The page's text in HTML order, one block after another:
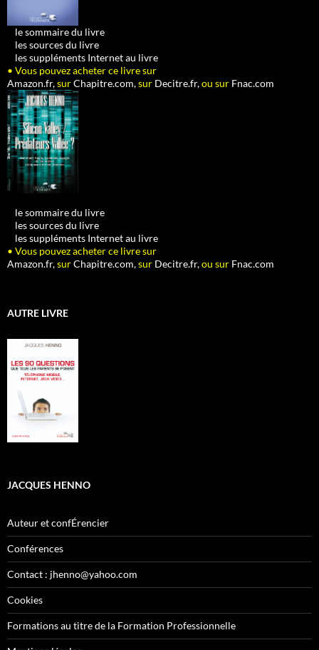
le sommaire du livre
les sources du livre
les suppléments Internet au livre
• Vous pouvez acheter ce livre sur
Amazon.fr,surChapitre.com,sur Decitre.fr,ou sur Fnac.com
le sommaire du livre
les sources du livre
les suppléments Internet au livre
• Vous pouvez acheter ce livre sur
Amazon.fr,surChapitre.com,sur Decitre.fr,ou sur Fnac.com
AUTRE LIVRE
JACQUES HENNO
Auteur et confÉrencier
Conférences
Contact : jhenno@yahoo.com
Cookies
Formations au titre de la Formation Professionnelle